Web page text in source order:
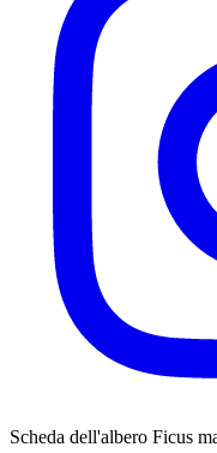
Scheda dell'albero Ficus